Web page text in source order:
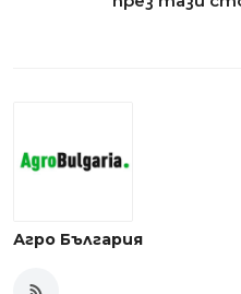
Агро България